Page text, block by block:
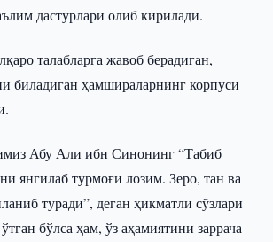
дастурлари олиб кирилади.
талабларга жавоб берадиган,
биладиган ҳамшираларнинг корпуси
Абу Али ибн Синонинг “Табиб
янгилаб турмоғи лозим. Зеро, тан ва
туради”, деган ҳикматли сўзлари
бўлса ҳам, ўз аҳамиятини заррача